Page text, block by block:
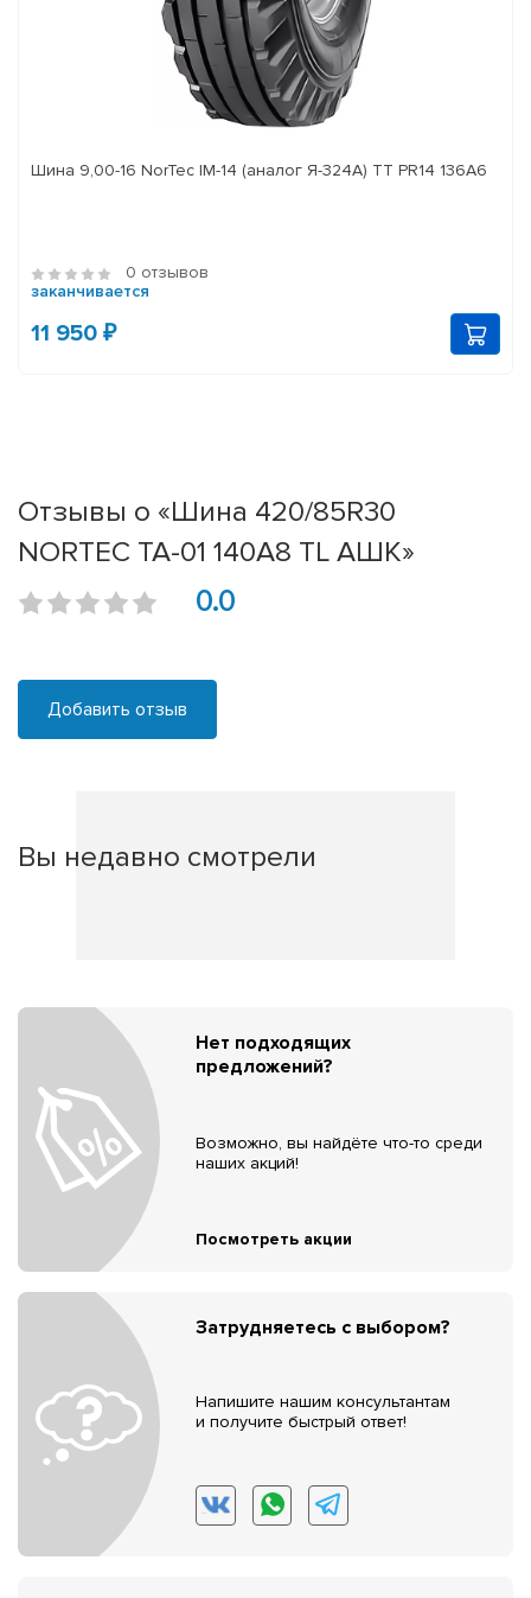
Шина 9,00-16 NorTec IM-14 (аналог Я-324А) ТТ PR14 136А6
0 отзывов
заканчивается
11 950 ₽
Отзывы о «Шина 420/85R30
NORTEC TA-01 140A8 TL АШК»
0.0
Добавить отзыв
Вы недавно смотрели
Нет подходящих
предложений?
Возможно, вы найдёте что-то среди
наших акций!
Посмотреть акции
Затрудняетесь с выбором?
Напишите нашим консультантам
и получите быстрый ответ!